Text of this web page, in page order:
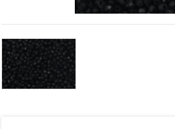
προβάλλουμε
πιο σχετικό
περιεχόμενο
και
διαφημίσεις,